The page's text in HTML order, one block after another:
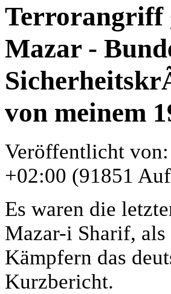
Terrorangriff
Mazar -
von meinem
Veröffentlicht von:
+02:00 (91851
Es waren die
Mazar-i Sharif,
Kämpfern das
Kurzbericht.